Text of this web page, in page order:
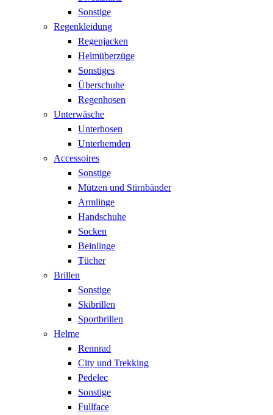
Sonstige
Regenkleidung
Regenjacken
Helmüberzüge
Sonstiges
Überschuhe
Regenhosen
Unterwäsche
Unterhosen
Unterhemden
Accessoires
Sonstige
Mützen und Stirnbänder
Armlinge
Handschuhe
Socken
Beinlinge
Tücher
Brillen
Sonstige
Skibrillen
Sportbrillen
Helme
Rennrad
City und Trekking
Pedelec
Sonstige
Fullface